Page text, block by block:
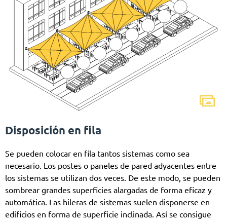
Disposición en fila
Se pueden colocar en fila tantos sistemas como sea
necesario. Los postes o paneles de pared adyacentes entre
los sistemas se utilizan dos veces. De este modo, se pueden
sombrear grandes superficies alargadas de forma eficaz y
automática. Las hileras de sistemas suelen disponerse en
edificios en forma de superficie inclinada. Así se consigue